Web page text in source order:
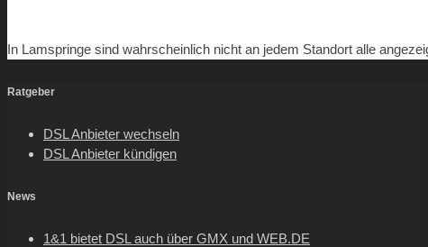
In Lamspringe sind wahrscheinlich nicht an jedem Standort alle
Ratgeber
DSL Anbieter wechseln
DSL Anbieter kündigen
News
1&1 bietet DSL auch über GMX und WEB.DE